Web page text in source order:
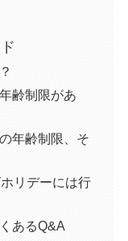
齢制限があ
年齢制限、そ
リデーには行
あるQ&A